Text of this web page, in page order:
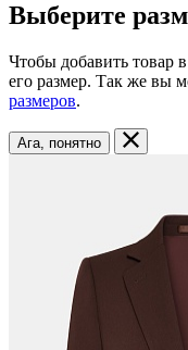
Выберите
Чтобы добавить товар
его размер. Так же вы
размеров.
Ага, понятно